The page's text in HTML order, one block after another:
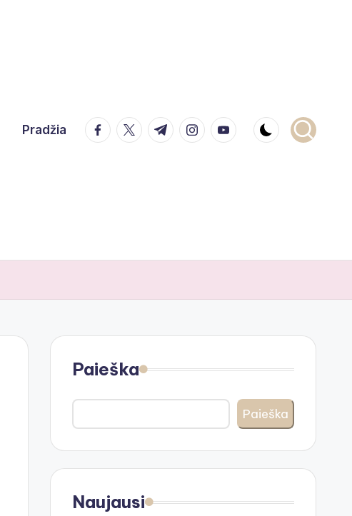
Pradžia facebook.com
twitter.com
t.me instagram.com
youtube.com
Paieška
Paieška
Naujausi